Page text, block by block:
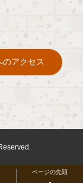
ページの先頭
のアクセス